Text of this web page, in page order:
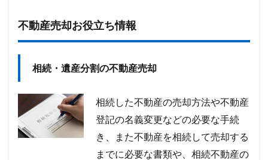
不動産売却お役立ち情報
相続・遺産分割の不動産売却
相続した不動産の売却方法や不動産
登記の名義変更などの必要な手続
き、また不動産を相続して売却する
までに必要な書類や、相続不動産の